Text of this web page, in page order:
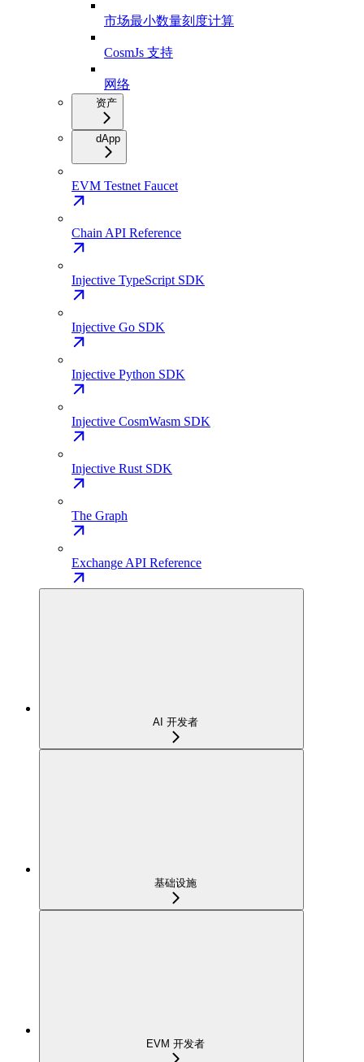
市场最小数量刻度计算
CosmJs 支持
网络
资产
dApp
EVM Testnet Faucet
Chain API Reference
Injective TypeScript SDK
Injective Go SDK
Injective Python SDK
Injective CosmWasm SDK
Injective Rust SDK
The Graph
Exchange API Reference
AI 开发者
基础设施
EVM 开发者